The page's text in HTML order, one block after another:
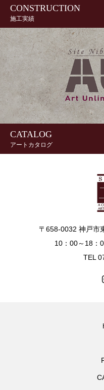
CONSTRUCTION
施工実績
CATALOG
アートカタログ
〒658-0032 神戸市
10：00～18：
TEL